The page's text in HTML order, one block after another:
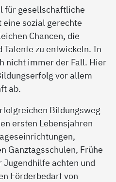
für gesellschaftliche
sozial gerechte
Chancen, die
Talente zu entwickeln. In
nicht immer der Fall. Hier
vor allem
ab.
Bildungsweg
ersten Lebensjahren
Ganztagsschulen, Frühe
Jugendhilfe achten und
Förderbedarf von